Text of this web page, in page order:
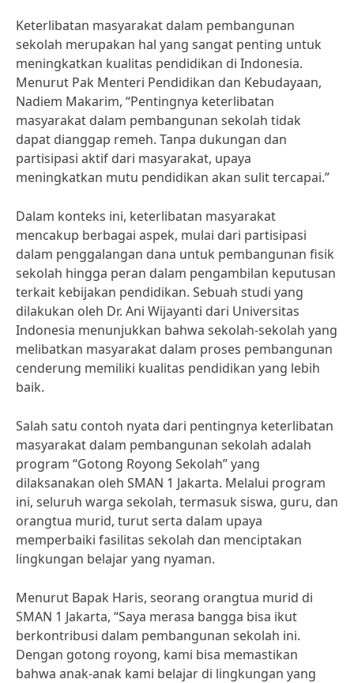
Keterlibatan masyarakat dalam pembangunan
sekolah merupakan hal yang sangat penting untuk
meningkatkan kualitas pendidikan di Indonesia.
Menurut Pak Menteri Pendidikan dan Kebudayaan,
Nadiem Makarim, “Pentingnya keterlibatan
masyarakat dalam pembangunan sekolah tidak
dapat dianggap remeh. Tanpa dukungan dan
partisipasi aktif dari masyarakat, upaya
meningkatkan mutu pendidikan akan sulit tercapai.”
Dalam konteks ini, keterlibatan masyarakat
mencakup berbagai aspek, mulai dari partisipasi
dalam penggalangan dana untuk pembangunan fisik
sekolah hingga peran dalam pengambilan keputusan
terkait kebijakan pendidikan. Sebuah studi yang
dilakukan oleh Dr. Ani Wijayanti dari Universitas
Indonesia menunjukkan bahwa sekolah-sekolah yang
melibatkan masyarakat dalam proses pembangunan
cenderung memiliki kualitas pendidikan yang lebih
baik.
Salah satu contoh nyata dari pentingnya keterlibatan
masyarakat dalam pembangunan sekolah adalah
program “Gotong Royong Sekolah” yang
dilaksanakan oleh SMAN 1 Jakarta. Melalui program
ini, seluruh warga sekolah, termasuk siswa, guru, dan
orangtua murid, turut serta dalam upaya
memperbaiki fasilitas sekolah dan menciptakan
lingkungan belajar yang nyaman.
Menurut Bapak Haris, seorang orangtua murid di
SMAN 1 Jakarta, “Saya merasa bangga bisa ikut
berkontribusi dalam pembangunan sekolah ini.
Dengan gotong royong, kami bisa memastikan
bahwa anak-anak kami belajar di lingkungan yang